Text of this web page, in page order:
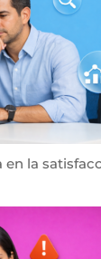
en la